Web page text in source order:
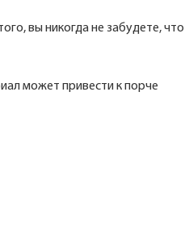
вы никогда не забудете, что
может привести к порче